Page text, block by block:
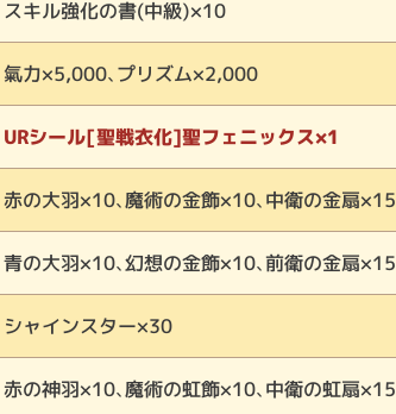
スキル強化の書(中級)×10
氣力×5,000、プリズム×2,000
URシール[聖戦衣化]聖フェニックス×1
赤の大羽×10、魔術の金飾×10、中衛の金扇×15
青の大羽×10、幻想の金飾×10、前衛の金扇×15
シャインスター×30
赤の神羽×10、魔術の虹飾×10、中衛の虹扇×15